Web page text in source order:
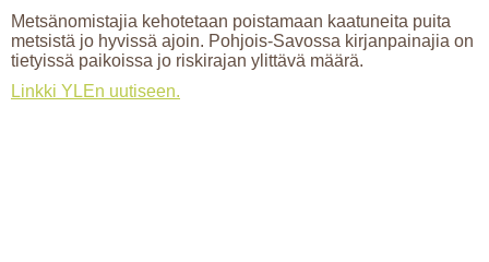
Metsänomistajia kehotetaan poistamaan kaatuneita puita
metsistä jo hyvissä ajoin. Pohjois-Savossa kirjanpainajia on
tietyissä paikoissa jo riskirajan ylittävä määrä.
Linkki YLEn uutiseen.